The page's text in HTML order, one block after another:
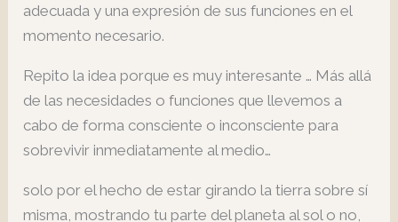
adecuada y una expresión de sus funciones en el
momento necesario.
Repito la idea porque es muy interesante … Más allá
de las necesidades o funciones que llevemos a
cabo de forma consciente o inconsciente para
sobrevivir inmediatamente al medio…
solo por el hecho de estar girando la tierra sobre sí
misma, mostrando tu parte del planeta al sol o no,